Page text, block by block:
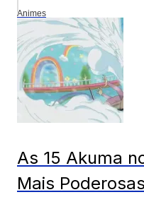
Animes
As 15 Akuma
Mais